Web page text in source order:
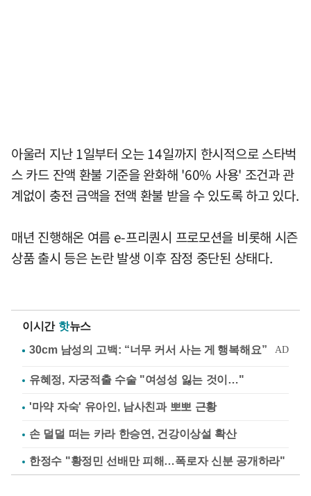
아울러 지난 1일부터 오는 14일까지 한시적으로 스타벅
스 카드 잔액 환불 기준을 완화해 '60% 사용' 조건과 관
계없이 충전 금액을 전액 환불 받을 수 있도록 하고 있다.
매년 진행해온 여름 e-프리퀀시 프로모션을 비롯해 시즌
상품 출시 등은 논란 발생 이후 잠정 중단된 상태다.
이시간 핫뉴스
유혜정, 자궁적출 수술 "여성성 잃는 것이…"
'마약 자숙' 유아인, 남사친과 뽀뽀 근황
손 덜덜 떠는 카라 한승연, 건강이상설 확산
한정수 "황정민 선배만 피해…폭로자 신분 공개하라"